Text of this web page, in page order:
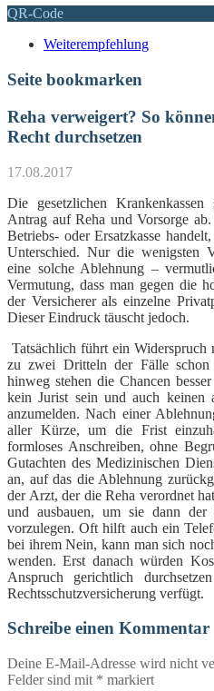
QR-Code
Weiterempfehlung
Seite bookmarken
Reha verweigert? So
Recht durchsetzen
17.08.2017
Die gesetzlichen
Antrag auf Reha und Vorsorge
Betriebs- oder Ersatzkasse
Unterschied. Nur die wenigsten
eine solche Ablehnung –
Vermutung, dass man gegen die
der Versicherer als einzelne
Dieser Eindruck täuscht jedoch.
Tatsächlich führt ein Widerspruch
zu zwei Dritteln der Fälle
hinweg stehen die Chancen
kein Jurist sein und auch keinen
anzumelden. Nach einer
aller Kürze, um die Frist
formloses Anschreiben, ohne
Gutachten des Medizinischen
an, auf das die Ablehnung
der Arzt, der die Reha verordnet
und ausbauen, um sie dann der
vorzulegen. Oft hilft auch ein
bei ihrem Nein, kann man sich
wenden. Erst danach würden
Anspruch gerichtlich
Rechtsschutzversicherung verfügt.
Schreibe einen Kommentar
Deine E-Mail-Adresse wird nicht
Felder sind mit * markiert